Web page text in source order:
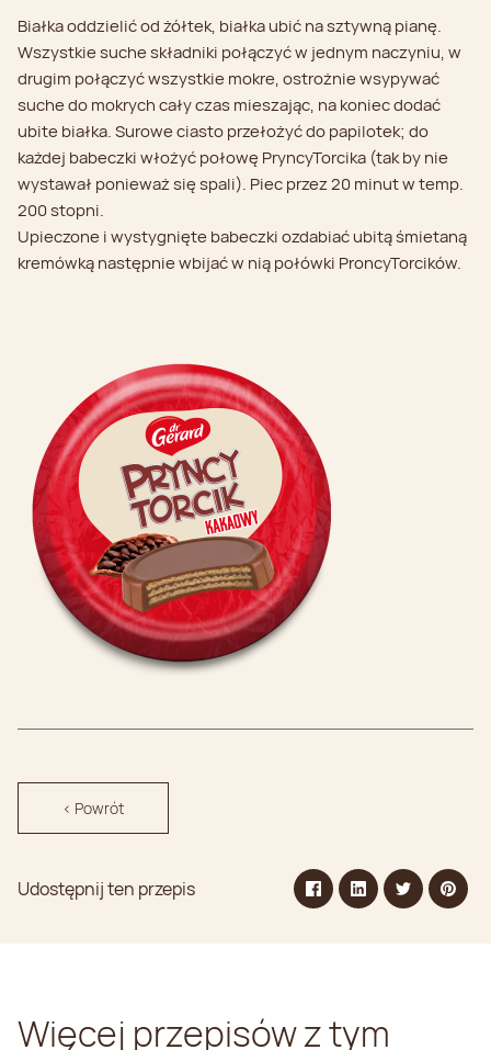
Białka oddzielić od żółtek, białka ubić na sztywną pianę.
Wszystkie suche składniki połączyć w jednym naczyniu, w
drugim połączyć wszystkie mokre, ostrożnie wsypywać
suche do mokrych cały czas mieszając, na koniec dodać
ubite białka. Surowe ciasto przełożyć do papilotek; do
każdej babeczki włożyć połowę PryncyTorcika (tak by nie
wystawał ponieważ się spali). Piec przez 20 minut w temp.
200 stopni.
Upieczone i wystygnięte babeczki ozdabiać ubitą śmietaną
kremówką następnie wbijać w nią połówki ProncyTorcików.
< Powrót
Udostępnij ten przepis
Więcej przepisów z tym